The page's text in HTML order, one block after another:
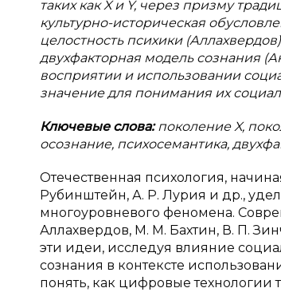
таких как X и Y, через призму
культурно-историческая
целостность психики
двухфакторная модель сознания
восприятии и использовании
значение для понимания их
Ключевые слова:поколение X,
осознание, психосемантика,
Отечественная психология,
Рубинштейн, А. Р. Лурия и др.,
многоуровневого феномена.
Аллахвердов, М. М. Бахтин, В. П.
эти идеи, исследуя влияние
сознания в контексте
понять, как цифровые